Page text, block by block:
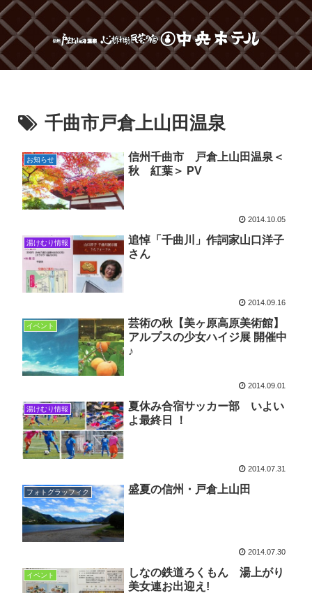
千曲市戸倉上山田温泉
お知らせ
信州千曲市 戸倉上山田温泉＜
秋 紅葉＞ PV
2014.10.05
湯けむり情報
追悼「千曲川」作詞家山口洋子
さん
2014.09.16
イベント
芸術の秋【美ヶ原高原美術館】
アルプスの少女ハイジ展 開催中
♪
2014.09.01
湯けむり情報
夏休み合宿サッカー部 いよい
よ最終日 ！
2014.07.31
フォトグラッフィク 盛夏の信州・戸倉上山田
2014.07.30
イベント
しなの鉄道ろくもん 湯上がり
美女連お出迎え!